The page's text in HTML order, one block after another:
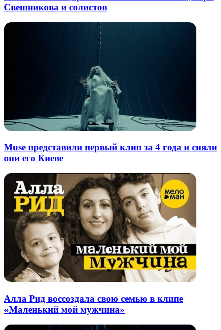
Свешникова и солистов
Muse представили первый клип за 4 года и сняли
они его Киеве
Алла Рид воссоздала свою семью в клипе
«Маленький мой мужчина»